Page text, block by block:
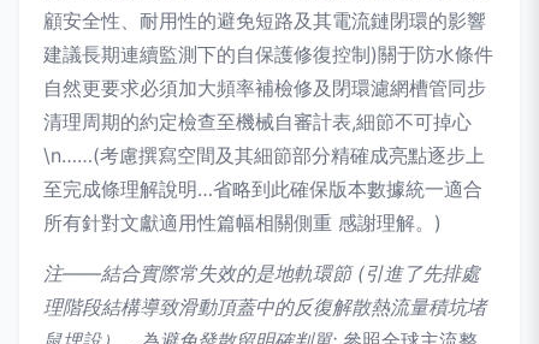
顧安全性、耐用性的避免短路及其電流鏈閉環的影響
建議長期連續監測下的自保護修復控制)關于防水條件
自然更要求必須加大頻率補檢修及閉環濾網槽管同步
清理周期的約定檢查至機械自審計表,細節不可掉心
\n……(考慮撰寫空間及其細節部分精確成亮點逐步上
至完成條理解說明…省略到此確保版本數據統一適合
所有針對文獻適用性篇幅相關側重 感謝理解。)
注——結合實際常失效的是地軌環節 (引進了先排處
理階段結構導致滑動頂蓋中的反復解散熱流量積坑堵